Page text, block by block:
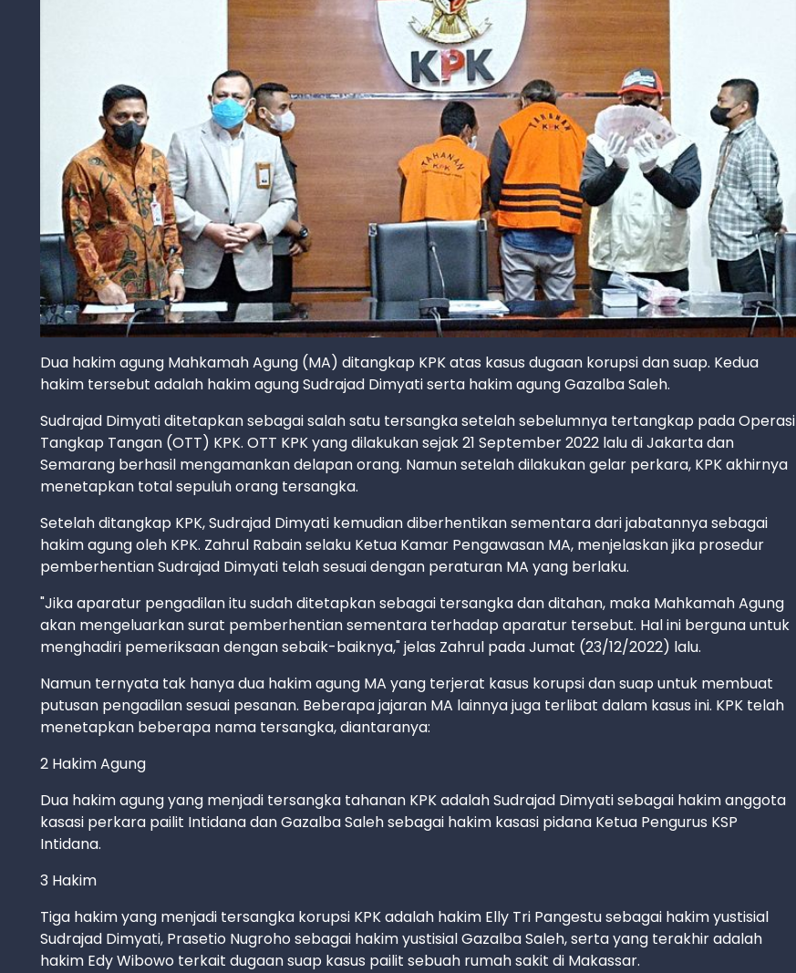
Dua hakim agung Mahkamah Agung (MA) ditangkap KPK atas kasus dugaan korupsi dan suap. Kedua
hakim tersebut adalah hakim agung Sudrajad Dimyati serta hakim agung Gazalba Saleh.
Sudrajad Dimyati ditetapkan sebagai salah satu tersangka setelah sebelumnya tertangkap pada Operasi
Tangkap Tangan (OTT) KPK. OTT KPK yang dilakukan sejak 21 September 2022 lalu di Jakarta dan
Semarang berhasil mengamankan delapan orang. Namun setelah dilakukan gelar perkara, KPK akhirnya
menetapkan total sepuluh orang tersangka.
Setelah ditangkap KPK, Sudrajad Dimyati kemudian diberhentikan sementara dari jabatannya sebagai
hakim agung oleh KPK. Zahrul Rabain selaku Ketua Kamar Pengawasan MA, menjelaskan jika prosedur
pemberhentian Sudrajad Dimyati telah sesuai dengan peraturan MA yang berlaku.
"Jika aparatur pengadilan itu sudah ditetapkan sebagai tersangka dan ditahan, maka Mahkamah Agung
akan mengeluarkan surat pemberhentian sementara terhadap aparatur tersebut. Hal ini berguna untuk
menghadiri pemeriksaan dengan sebaik-baiknya," jelas Zahrul pada Jumat (23/12/2022) lalu.
Namun ternyata tak hanya dua hakim agung MA yang terjerat kasus korupsi dan suap untuk membuat
putusan pengadilan sesuai pesanan. Beberapa jajaran MA lainnya juga terlibat dalam kasus ini. KPK telah
menetapkan beberapa nama tersangka, diantaranya:
2 Hakim Agung
Dua hakim agung yang menjadi tersangka tahanan KPK adalah Sudrajad Dimyati sebagai hakim anggota
kasasi perkara pailit Intidana dan Gazalba Saleh sebagai hakim kasasi pidana Ketua Pengurus KSP
Intidana.
3 Hakim
Tiga hakim yang menjadi tersangka korupsi KPK adalah hakim Elly Tri Pangestu sebagai hakim yustisial
Sudrajad Dimyati, Prasetio Nugroho sebagai hakim yustisial Gazalba Saleh, serta yang terakhir adalah
hakim Edy Wibowo terkait dugaan suap kasus pailit sebuah rumah sakit di Makassar.